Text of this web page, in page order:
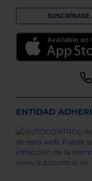
SUSCRÍBASE
ENTIDAD